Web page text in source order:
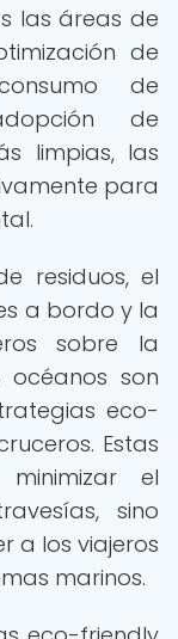
las áreas de
de
de
de
limpias, las
para
residuos, el
a bordo y la
sobre la
son
eco-
Estas
el
sino
a los viajeros
marinos.